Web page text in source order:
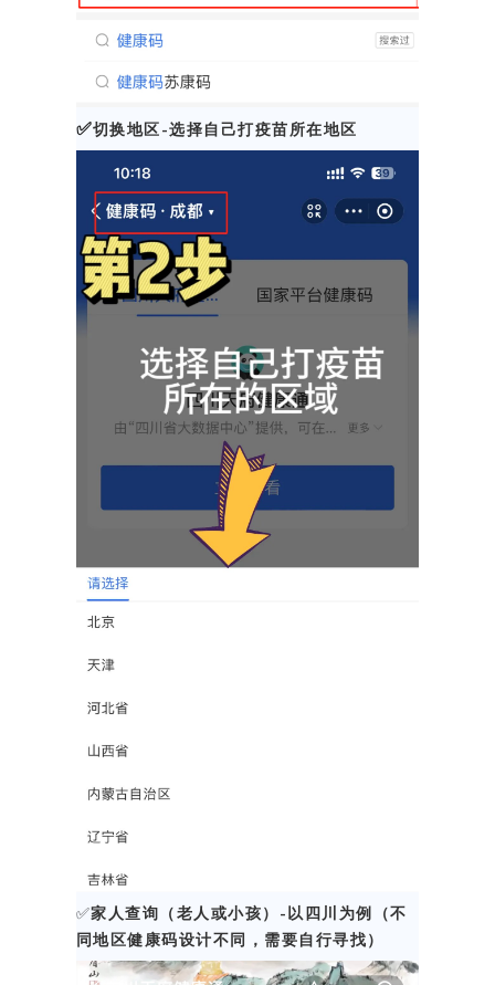
✅切换地区-选择自己打疫苗所在地区
✅家人查询（老人或小孩）-以四川为例（不
同地区健康码设计不同，需要自行寻找）